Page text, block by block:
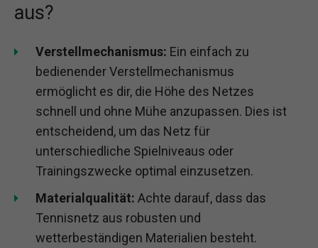
aus?
Verstellmechanismus: Ein einfach zu
bedienender Verstellmechanismus
ermöglicht es dir, die Höhe des Netzes
schnell und ohne Mühe anzupassen. Dies ist
entscheidend, um das Netz für
unterschiedliche Spielniveaus oder
Trainingszwecke optimal einzusetzen.
Materialqualität: Achte darauf, dass das
Tennisnetz aus robusten und
wetterbeständigen Materialien besteht.